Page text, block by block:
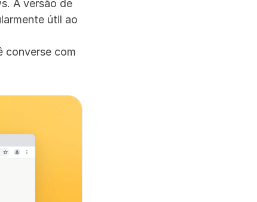
A versão de
útil ao
converse com